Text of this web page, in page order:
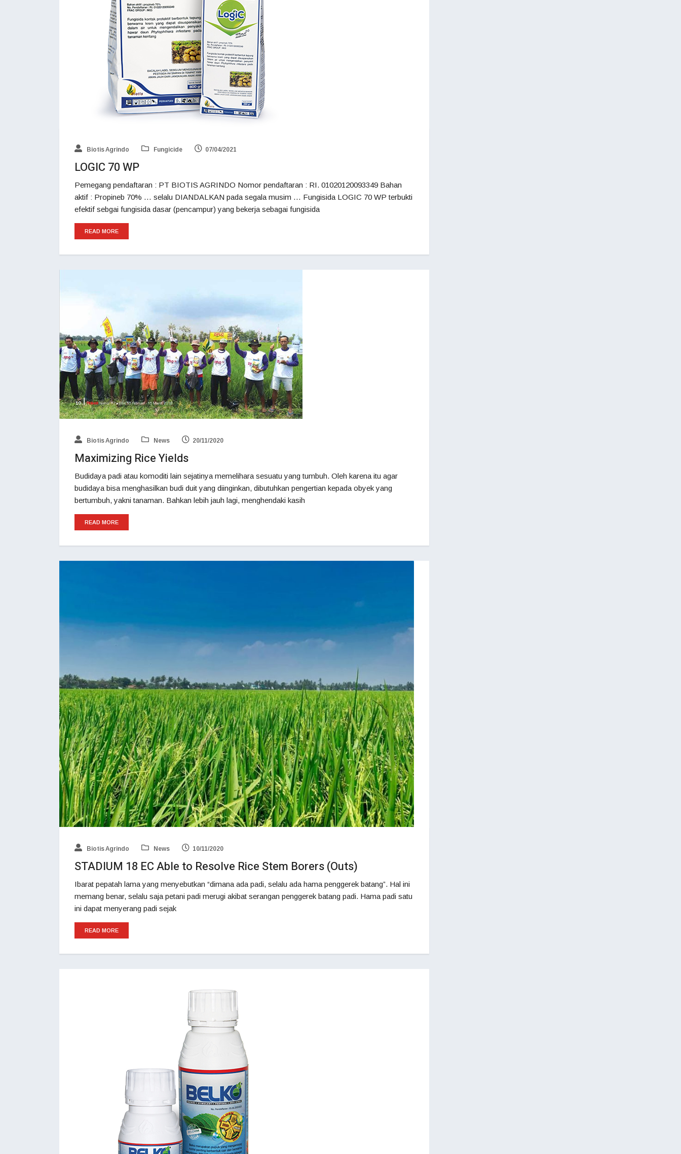
Biotis Agrindo Fungicide 07/04/2021
LOGIC 70 WP
Pemegang pendaftaran : PT BIOTIS AGRINDO Nomor pendaftaran : RI. 01020120093349 Bahan
aktif : Propineb 70% … selalu DIANDALKAN pada segala musim … Fungisida LOGIC 70 WP terbukti
efektif sebgai fungisida dasar (pencampur) yang bekerja sebagai fungisida
READ MORE
Biotis Agrindo News 20/11/2020
Maximizing Rice Yields
Budidaya padi atau komoditi lain sejatinya memelihara sesuatu yang tumbuh. Oleh karena itu agar
budidaya bisa menghasilkan budi duit yang diinginkan, dibutuhkan pengertian kepada obyek yang
bertumbuh, yakni tanaman. Bahkan lebih jauh lagi, menghendaki kasih
READ MORE
Biotis Agrindo News 10/11/2020
STADIUM 18 EC Able to Resolve Rice Stem Borers (Outs)
Ibarat pepatah lama yang menyebutkan “dimana ada padi, selalu ada hama penggerek batang”. Hal ini
memang benar, selalu saja petani padi merugi akibat serangan penggerek batang padi. Hama padi satu
ini dapat menyerang padi sejak
READ MORE